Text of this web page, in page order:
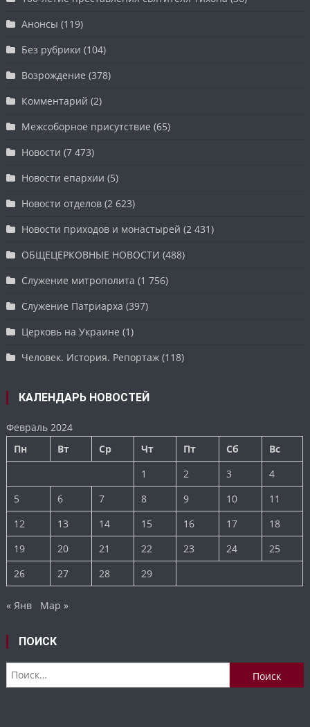
Анонсы (119)
Без рубрики (104)
Возрождение (378)
Комментарий (2)
Межсоборное присутствие (65)
Новости (7 473)
Новости епархии (5)
Новости отделов (2 623)
Новости приходов и монастырей (2 431)
ОБЩЕЦЕРКОВНЫЕ НОВОСТИ (488)
Служение митрополита (1 756)
Служение Патриарха (397)
Церковь на Украине (1)
Человек. История. Репортаж (118)
КАЛЕНДАРЬ НОВОСТЕЙ
Февраль 2024
Пн
Вт Ср Чт Пт Сб
Вс
1
2 3
4
5
6 7 8 9 10
11
12
13 14 15 16 17
18
19
20 21 22 23 24
25
26
27 28 29
« Янв Мар »
ПОИСК
Найти: